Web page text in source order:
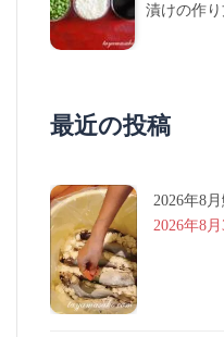
漬けの作り
最近の投稿
2026年8
2026年8月